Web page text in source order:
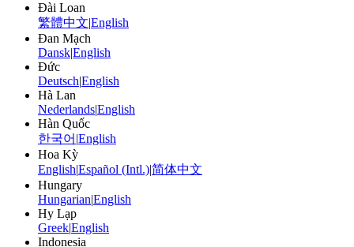
Đài Loan
繁體中文 English
Đan Mạch
DanskEnglish
Đức
DeutschEnglish
Hà Lan
NederlandsEnglish
Hàn Quốc
한국어 English
Hoa Kỳ
EnglishEspañol (Intl.)简体中文
Hungary
HungarianEnglish
Hy Lạp
GreekEnglish
Indonesia